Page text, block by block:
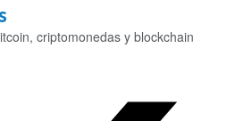
criptomonedas y blockchain